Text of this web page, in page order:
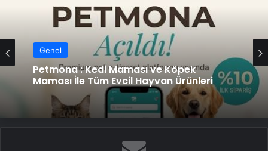
Genel
Maması İle Tüm Evcil Hayvan Ürünleri
Genel
25 Yıllık Miras Davasında Gözler Temmuz
Ayındaki Karar Duruşmasına Çevrildi